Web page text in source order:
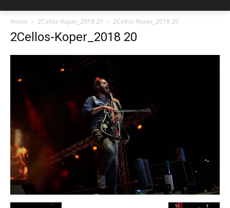
Home 2Cellos-Koper_2018 20 2Cellos-Koper_2018 20
2Cellos-Koper_2018 20